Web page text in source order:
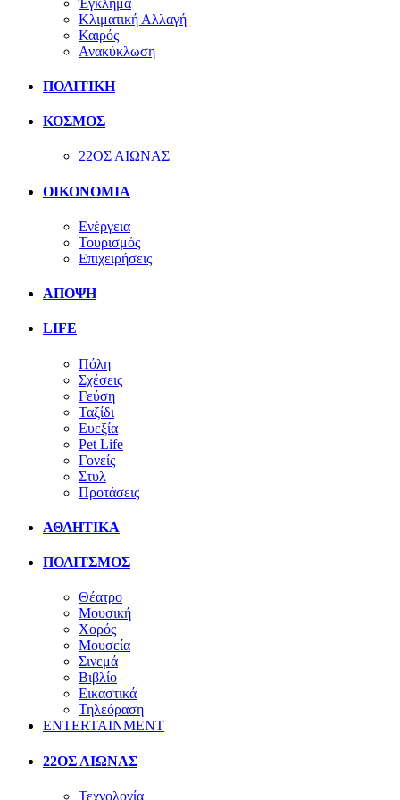
Κλιματική Αλλαγή
Καιρός
Ανακύκλωση
ΠΟΛΙΤΙΚΗ
ΚΟΣΜΟΣ
22ΟΣ ΑΙΩΝΑΣ
ΟΙΚΟΝΟΜΙΑ
Ενέργεια
Τουρισμός
Επιχειρήσεις
ΑΠΟΨΗ
LIFE
Πόλη
Σχέσεις
Γεύση
Ταξίδι
Ευεξία
Pet Life
Γονείς
Στυλ
Προτάσεις
ΑΘΛΗΤΙΚΑ
ΠΟΛΙΤΣΜΟΣ
Θέατρο
Μουσική
Χορός
Μουσεία
Σινεμά
Βιβλίο
Εικαστικά
Τηλεόραση
ENTERTAINMENT
22ΟΣ ΑΙΩΝΑΣ
Τεχνολογία